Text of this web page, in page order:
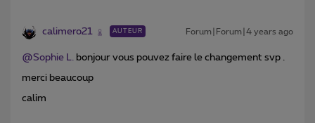
calimero21 AUTEUR Forum|Forum|4 years ago
@Sophie L. bonjour vous pouvez faire le changement svp .
merci beaucoup
calim